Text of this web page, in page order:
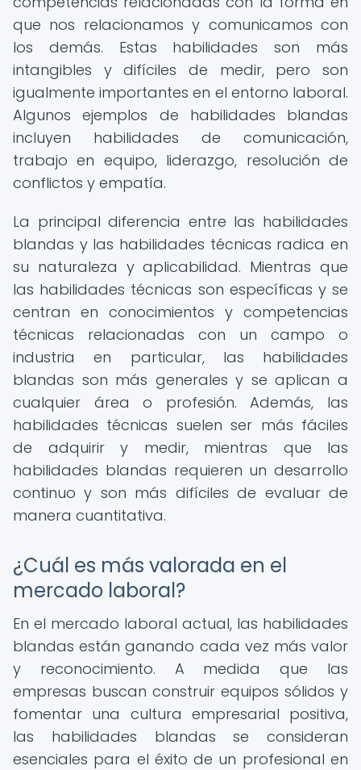
que nos relacionamos y comunicamos con
los demás. Estas habilidades son más
intangibles y difíciles de medir, pero son
igualmente importantes en el entorno laboral.
Algunos ejemplos de habilidades blandas
incluyen habilidades de comunicación,
trabajo en equipo, liderazgo, resolución de
conflictos y empatía.
La principal diferencia entre las habilidades
blandas y las habilidades técnicas radica en
su naturaleza y aplicabilidad. Mientras que
las habilidades técnicas son específicas y se
centran en conocimientos y competencias
técnicas relacionadas con un campo o
industria en particular, las habilidades
blandas son más generales y se aplican a
cualquier área o profesión. Además, las
habilidades técnicas suelen ser más fáciles
de adquirir y medir, mientras que las
habilidades blandas requieren un desarrollo
continuo y son más difíciles de evaluar de
manera cuantitativa.
¿Cuál es más valorada en el
mercado laboral?
En el mercado laboral actual, las habilidades
blandas están ganando cada vez más valor
y reconocimiento. A medida que las
empresas buscan construir equipos sólidos y
fomentar una cultura empresarial positiva,
las habilidades blandas se consideran
esenciales para el éxito de un profesional en